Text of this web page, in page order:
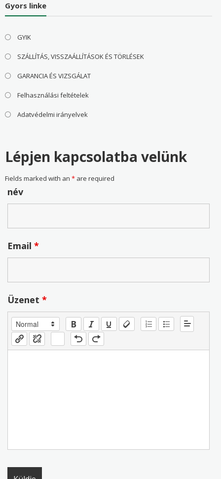
Gyors linke
GYIK
SZÁLLÍTÁS, VISSZAÁLLÍTÁSOK ÉS TÖRLÉSEK
GARANCIA ÉS VIZSGÁLAT
Felhasználási feltételek
Adatvédelmi irányelvek
Lépjen kapcsolatba velünk
Fields marked with an *are required
név
Email *
Üzenet *